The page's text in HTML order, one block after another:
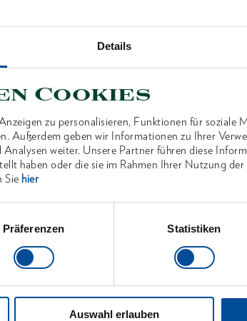
Details
Cookies
zu personalisieren, Funktionen für soziale
Außerdem geben wir Informationen zu Ihrer
weiter. Unsere Partner führen diese
haben oder die sie im Rahmen Ihrer Nutzung
Sie hier
Präferenzen Statistiken
Auswahl erlauben